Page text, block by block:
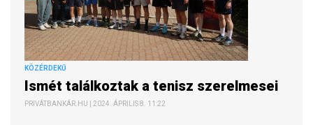
KÖZÉRDEKŰ
Ismét találkoztak a tenisz szerelmesei
PRIVÁTBANKÁR.HU | 2024. ÁPRILIS 8. 11:22